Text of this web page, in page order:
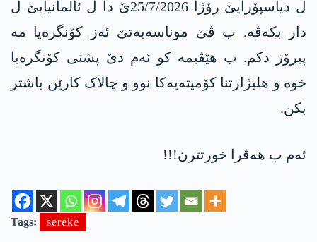
ل دیاسپۆرایێ رۆژا 25/7/2026ێ دا ل ئالمانیایێ ل
دار بکەڤە. ب ڤێ موناسەبەتێ ئەز کۆنگرەیا مە
پیرۆز دکم. ب ھێڤیمە کو ئەم دێ پشتی کۆنگرەیا
خوە و ھلبژارتنا کۆمیتەیەکا نوو و چالاک کارێن باشتر
بکن.
ئەم ب ھەڤرا خورتترن!!!
Tags: sereke